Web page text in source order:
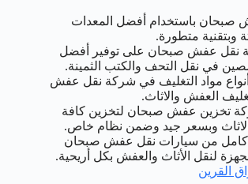
صبحان باستخدام أفضل المعدات
وبتقنية متطورة.
نقل عفش صبحان على توفير أفضل
في نقل التحف والكتب الثمينة.
مواد التغليف في شركة نقل عفش
العفش والاثاث.
تخزين عفش صبحان لتخزين كافة
وبسعر جيد وضمن نظام خاص.
كامل من سيارات نقل عفش صبحان
لنقل الأثاث والعفش بكل أريحية.
القرين